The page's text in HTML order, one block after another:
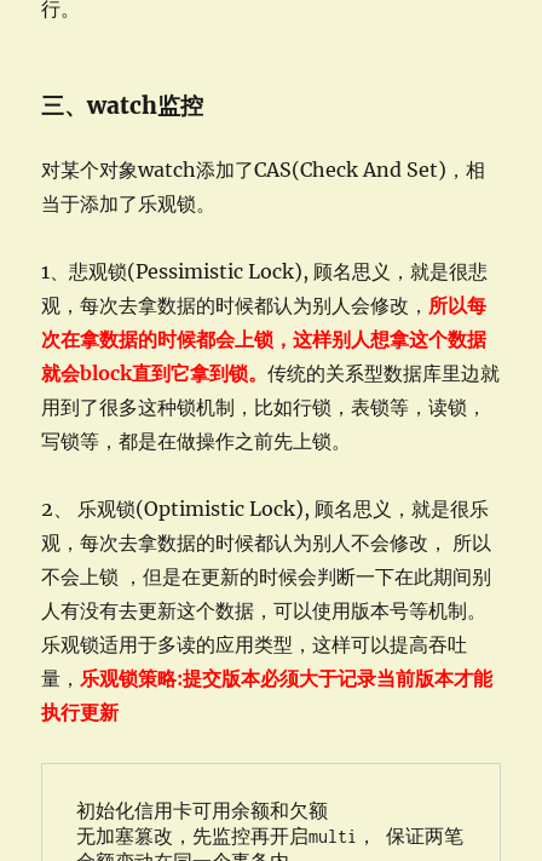
行。
三、watch监控
对某个对象watch添加了CAS(Check And Set)，相
当于添加了乐观锁。
1、悲观锁(Pessimistic Lock), 顾名思义，就是很悲
观，每次去拿数据的时候都认为别人会修改， 所以每
次在拿数据的时候都会上锁，这样别人想拿这个数据
就会block直到它拿到锁。传统的关系型数据库里边就
用到了很多这种锁机制，比如行锁，表锁等，读锁，
写锁等，都是在做操作之前先上锁。
2、 乐观锁(Optimistic Lock), 顾名思义，就是很乐
观，每次去拿数据的时候都认为别人不会修改， 所以
不会上锁 ，但是在更新的时候会判断一下在此期间别
人有没有去更新这个数据，可以使用版本号等机制。
乐观锁适用于多读的应用类型，这样可以提高吞吐
量，乐观锁策略:提交版本必须大于记录当前版本才能
执行更新
初始化信用卡可用余额和欠额
无加塞篡改，先监控再开启multi， 保证两笔